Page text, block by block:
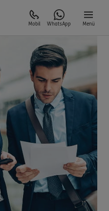
Mobil WhatsApp Menü